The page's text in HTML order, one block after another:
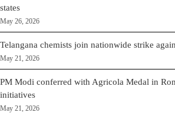
states
May 26, 2026
Telangana chemists join nationwide strike
May 21, 2026
PM Modi conferred with Agricola Medal in
initiatives
May 21, 2026